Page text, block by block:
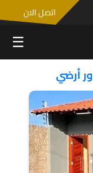
اتصل الان
☰
أرضي